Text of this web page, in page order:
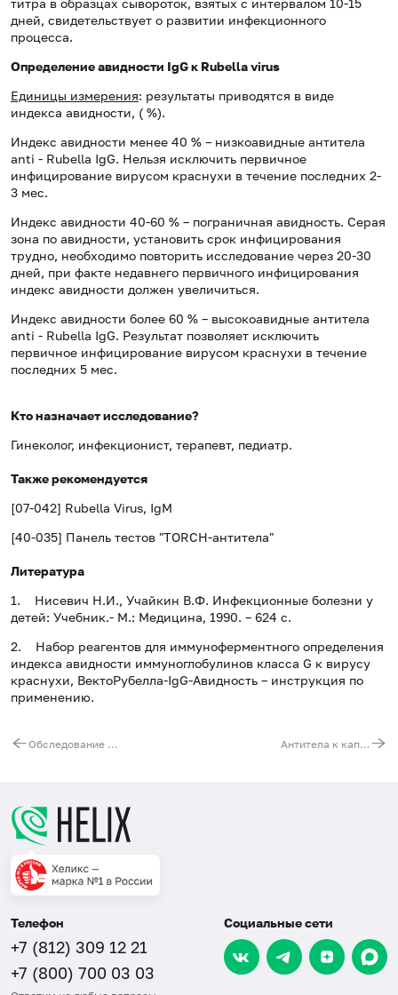
титра в образцах сывороток, взятых с интервалом 10-15
дней, свидетельствует о развитии инфекционного
процесса.
Определение авидности IgG к Rubella virus
Единицы измерения: результаты приводятся в виде
индекса авидности, ( %).
Индекс авидности менее 40 % – низкоавидные антитела
anti - Rubella IgG. Нельзя исключить первичное
инфицирование вирусом краснухи в течение последних 2-
3 мес.
Индекс авидности 40-60 % – пограничная авидность. Серая
зона по авидности, установить срок инфицирования
трудно, необходимо повторить исследование через 20-30
дней, при факте недавнего первичного инфицирования
индекс авидности должен увеличиться.
Индекс авидности более 60 % – высокоавидные антитела
anti - Rubella IgG. Результат позволяет исключить
первичное инфицирование вирусом краснухи в течение
последних 5 мес.
Кто назначает исследование?
Гинеколог, инфекционист, терапевт, педиатр.
Также рекомендуется
[07-042] Rubella Virus, IgM
[40-035] Панель тестов "TORCH-антитела"
Литература
1. Нисевич Н.И., Учайкин В.Ф. Инфекционные болезни у
детей: Учебник.- М.: Медицина, 1990. – 624 с.
2. Набор реагентов для иммуноферментного определения
индекса авидности иммуноглобулинов класса G к вирусу
краснухи, ВектоРубелла-IgG-Авидность – инструкция по
применению.
Обследование печени: скрининг Антитела к капсидному антигену вируса Эпштейна - Барр (VBA VCA, IgG) с определением авидности
Телефон
+7 (812) 309 12 21
+7 (800) 700 03 03
Социальные сети